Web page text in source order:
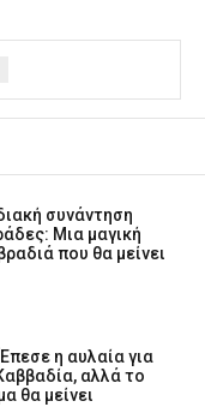
συνάντηση
Μια μαγική
που θα μείνει
η αυλαία για
αλλά το
θα μείνει